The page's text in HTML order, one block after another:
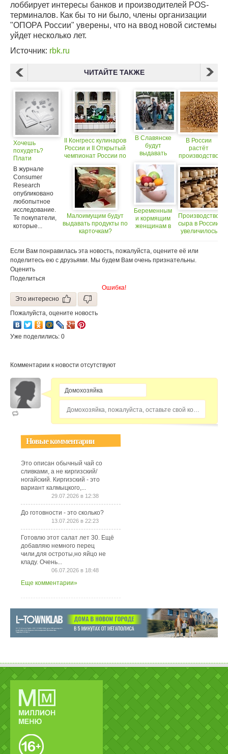
лоббирует интересы банков и производителей POS-
терминалов. Как бы то ни было, члены организации
"ОПОРА России" уверены, что на ввод новой системы
уйдет несколько лет.
Источник: rbk.ru
ЧИТАЙТЕ ТАКЖЕ
Хочешь
похудеть?
Плати
наличными!
В журнале
Consumer
Research
опубликовано
любопытное
исследование.
Те покупатели,
которые...
II Конгресс кулинаров
России и II Открытый
чемпионат России по
на Международном
Кулинарном Салоне
«МИР
РЕСТОРАНА&ОТЕЛЯ»
Малоимущим будут
выдавать продукты по
карточкам?
В Славянске
будут
выдавать
карточкам
Беременным
и кормящим
женщинам в
выдавать
наборы
В России
растёт
производство
Производство
сыра в России
увеличилось
Если Вам понравилась эта новость, пожалуйста, оцените её или
поделитесь ею с друзьями. Мы будем Вам очень признательны.
Оценить
Поделиться
Ошибка!
Это интересно
Пожалуйста, оцените новость
Уже поделились: 0
Комментарии к новости отсутствуют
Домохозяйка, пожалуйста, оставьте свой комментарий...
Новые комментарии
Это описан обычный чай со
сливками, а не киргизский/
ногайский. Киргизский - это
вариант калмыцкого,...
29.07.2026 в 12:38
До готовности - это сколько?
13.07.2026 в 22:23
Готовлю этот салат лет 30. Ещё
добавляю немного перец
чили,для остроты,но яйцо не
кладу. Очень...
06.07.2026 в 18:48
Еще комментарии»